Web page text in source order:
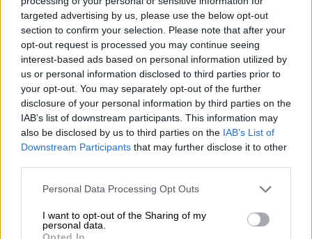
targeted advertising by us, please use the below opt-out
section to confirm your selection. Please note that after your
opt-out request is processed you may continue seeing
interest-based ads based on personal information utilized by
us or personal information disclosed to third parties prior to
your opt-out. You may separately opt-out of the further
disclosure of your personal information by third parties on the
IAB’s list of downstream participants. This information may
also be disclosed by us to third parties on the IAB’s List of
Downstream Participants that may further disclose it to other
Please note that this website/app uses one or more Google
not limited to your visit or usage behaviour. You may click to
grant or deny consent to Google and its third-party tags to
Personal Data Processing Opt Outs
I want to opt-out of the Sharing of my
personal data.
Opted In
Ο δημοφιλής καλλιτέχνης ανακοίνωσε ότι
μεταθέτει για περίπου τρεις εβδομάδες τις
προγραμματισμένες εμφανίσεις του ,
εξηγώντας μέσω ανάρτησής του στο
Instagram πως το αρχικό πλάνο δεν ήταν
πλέον εφικτό. «Κοιτάζοντας το πρόγραμμα
που ακολουθεί μετά το φεστιβάλ
Stagecoach, συνειδητοποίησα ότι αυτό που
προσπαθούσαμε να κάνουμε και αυτό που
είναι εφικτό δεν συμβαδίζουν πραγματικά»,
Ο ίδιος υπογράμμισε ότι είχε δεσμευτεί